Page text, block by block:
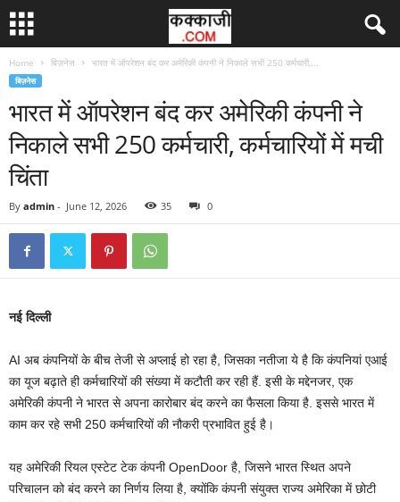
Home बिज़नेस भारत में ऑपरेशन बंद कर अमेरिकी कंपनी ने निकाले सभी 250 कर्मचारी,...
बिज़नेस
भारत में ऑपरेशन बंद कर अमेरिकी कंपनी ने
निकाले सभी 250 कर्मचारी, कर्मचारियों में मची
चिंता
By admin - June 12, 2026 35 0
नई दिल्‍ली
AI अब कंपनियों के बीच तेजी से अप्‍लाई हो रहा है, जिसका नतीजा ये है कि कंपनियां एआई
का यूज बढ़ाते ही कर्मचारियों की संख्‍या में कटौती कर रही हैं. इसी के मद्देनजर, एक
अमेरिकी कंपनी ने भारत से अपना कारोबार बंद करने का फैसला किया है. इससे भारत में
काम कर रहे सभी 250 कर्मचारियों की नौकरी प्रभावित हुई है।
यह अमेरिकी रियल एस्टेट टेक कंपनी OpenDoor है, जिसने भारत स्थित अपने
परिचालन को बंद करने का निर्णय लिया है, क्योंकि कंपनी संयुक्त राज्य अमेरिका में छोटी